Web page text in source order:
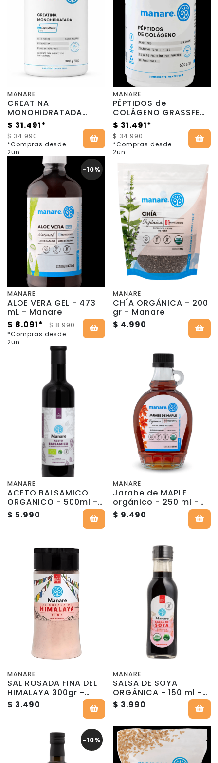
MANARE
CREATINA
MONOHIDRATADA
CREAVITALIS - 300 gr
- Manare
$ 31.491*
$ 34.990
*Compras desde
2un.
MANARE
PÉPTIDOS de
COLÁGENO GRASSFED
- 600g - Manare
$ 31.491*
$ 34.990
*Compras desde
2un.
-10%
MANARE
ALOE VERA GEL - 473
mL - Manare
$ 8.091*
$ 8.990
*Compras desde
2un.
MANARE
CHÍA ORGÁNICA - 200
gr - Manare
$ 4.990
MANARE
ACETO BALSAMICO
ORGANICO - 500ml -
Manare
$ 5.990
MANARE
Jarabe de MAPLE
orgánico - 250 ml -
Manare
$ 9.490
MANARE
SAL ROSADA FINA DEL
HIMALAYA 300gr -
SALERO - MANARE
$ 3.490
MANARE
SALSA DE SOYA
ORGÁNICA - 150 ml -
MANARE
$ 3.990
-10%